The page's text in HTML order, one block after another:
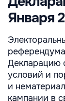
Января
Декларацию
условий и
и
кампании в